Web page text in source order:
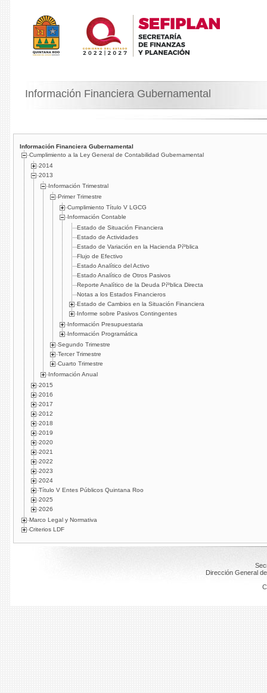
Información Financiera Gubernamental
Información Financiera Gubernamental
Cumplimiento a la Ley General de Contabilidad Gubernamental
2014
2013
Información Trimestral
Primer Trimestre
Cumplimiento Tí­tulo V LGCG
Información Contable
Estado de Situación Financiera
Estado de Actividades
Estado de Variación en la Hacienda Píºblica
Flujo de Efectivo
Estado Analí­tico del Activo
Estado Analí­tico de Otros Pasivos
Reporte Analí­tico de la Deuda Píºblica Directa
Notas a los Estados Financieros
Estado de Cambios en la Situación Financiera
Informe sobre Pasivos Contingentes
Información Presupuestaria
Información Programática
Segundo Trimestre
Tercer Trimestre
Cuarto Trimestre
Información Anual
2015
2016
2017
2012
2018
2019
2020
2021
2022
2023
2024
Título V Entes Públicos Quintana Roo
2025
2026
Marco Legal y Normativa
Criterios LDF
Dirección General